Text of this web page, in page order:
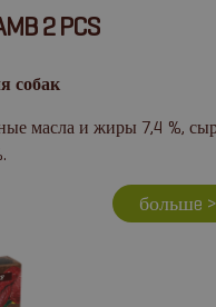
2 PCS
собак
масла и жиры 7,4 %,
большe >